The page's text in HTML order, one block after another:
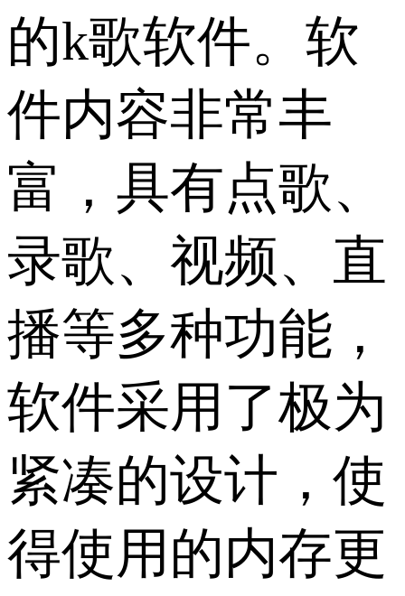
的k歌软件。软
件内容非常丰
富，具有点歌、
录歌、视频、直
播等多种功能，
软件采用了极为
紧凑的设计，使
得使用的内存更